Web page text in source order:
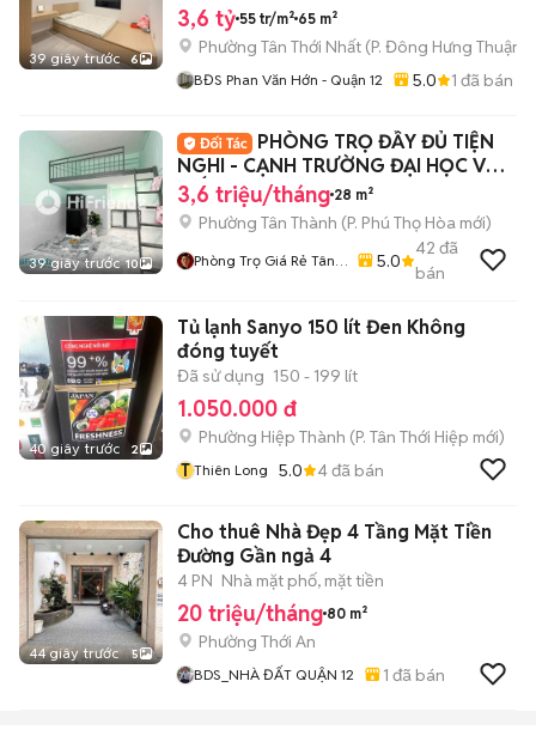
39 giây trước 6
3,6 tỷ 55 tr/m² 65 m²
Phường Tân Thới Nhất (P. Đông Hưng Thuận
BĐS Phan Văn Hớn - Quận 12 5.0 1 đã bán
39 giây trước 10
PHÒNG TRỌ ĐẦY ĐỦ TIỆN
NGHI - CẠNH TRƯỜNG ĐẠI HỌC VĂN
HIẾN 500M
3,6 triệu/tháng 28 m²
Phường Tân Thành (P. Phú Thọ Hòa mới)
Phòng Trọ Giá Rẻ Tân
5.0
42 đã
bán
40 giây trước 2
Tủ lạnh Sanyo 150 lít Đen Không
đóng tuyết
Đã sử dụng 150 - 199 lít
1.050.000 đ
Phường Hiệp Thành (P. Tân Thới Hiệp mới)
T Thiên Long 5.0 4đã bán
44 giây trước 5
Cho thuê Nhà Đẹp 4 Tầng Mặt Tiền
Đường Gần ngả 4
4 PN Nhà mặt phố, mặt tiền
20 triệu/tháng 80 m²
Phường Thới An
BDS_NHÀ ĐẤT QUẬN 12 1 đã bán